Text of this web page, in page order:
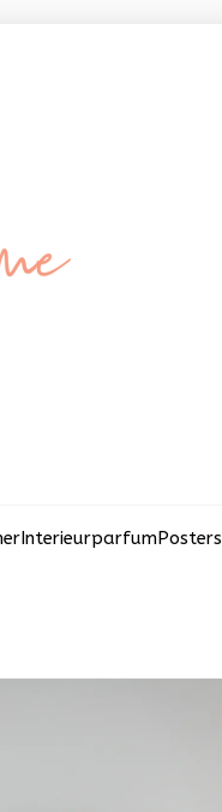
InterieurparfumPosters